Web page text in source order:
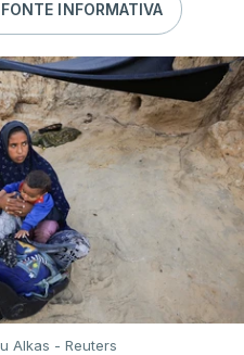
INFORMATIVA
Alkas - Reuters